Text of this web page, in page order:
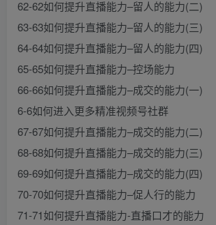
62-62如何提升直播能力–留人的能力(二)
63-63如何提升直播能力–留人的能力(三)
64-64如何提升直播能力–留人的能力(四)
65-65如何提升直播能力–控场能力
66-66如何提升直播能力–成交的能力(一)
6-6如何进入更多精准视频号社群
67-67如何提升直播能力–成交的能力(二)
68-68如何提升直播能力–成交的能力(三)
69-69如何提升直播能力–成交的能力(四)
70-70如何提升直播能力–促人行的能力
71-71如何提升直播能力-直播口才的能力